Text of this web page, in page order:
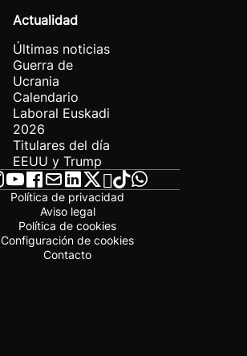
Actualidad
Últimas noticias
Guerra de
Ucrania
Calendario
Laboral Euskadi
2026
Titulares del día
EEUU y Trump
Política de privacidad
Aviso legal
Política de cookies
Configuración de cookies
Contacto